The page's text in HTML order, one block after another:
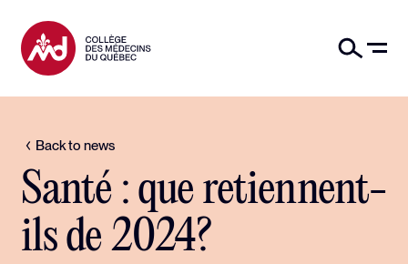
Back to news
Santé : que retiennent-
ils de 2024?